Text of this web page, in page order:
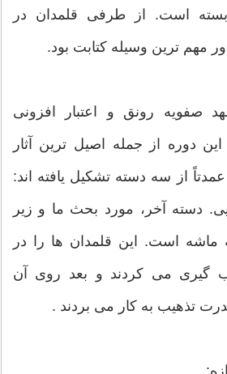
است. از طرفی قلمدان در
مهم ترین وسیله کتابت بود.
صفویه رونق و اعتبار افزونی
دوره از جمله اصیل ترین آثار
از سه دسته تشکیل یافته اند:
دسته آخر، مورد بحث ما و زیر
ماشه است. این قلمدان ها را در
گیری می کردند و بعد روی آن
تذهیب به کار می بردند .